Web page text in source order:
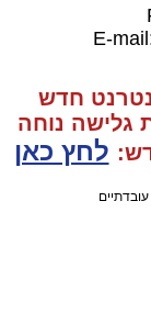
חדש
גלישה נוחה
לחץ כאן